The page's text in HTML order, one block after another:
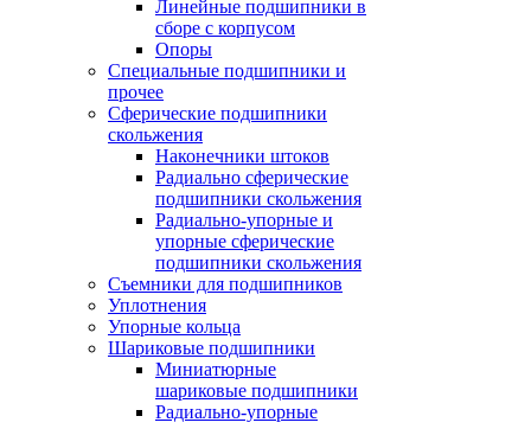
Линейные подшипники в
сборе с корпусом
Опоры
Специальные подшипники и
прочее
Сферические подшипники
скольжения
Наконечники штоков
Радиально сферические
подшипники скольжения
Радиально-упорные и
упорные сферические
подшипники скольжения
Съемники для подшипников
Уплотнения
Упорные кольца
Шариковые подшипники
Миниатюрные
шариковые подшипники
Радиально-упорные